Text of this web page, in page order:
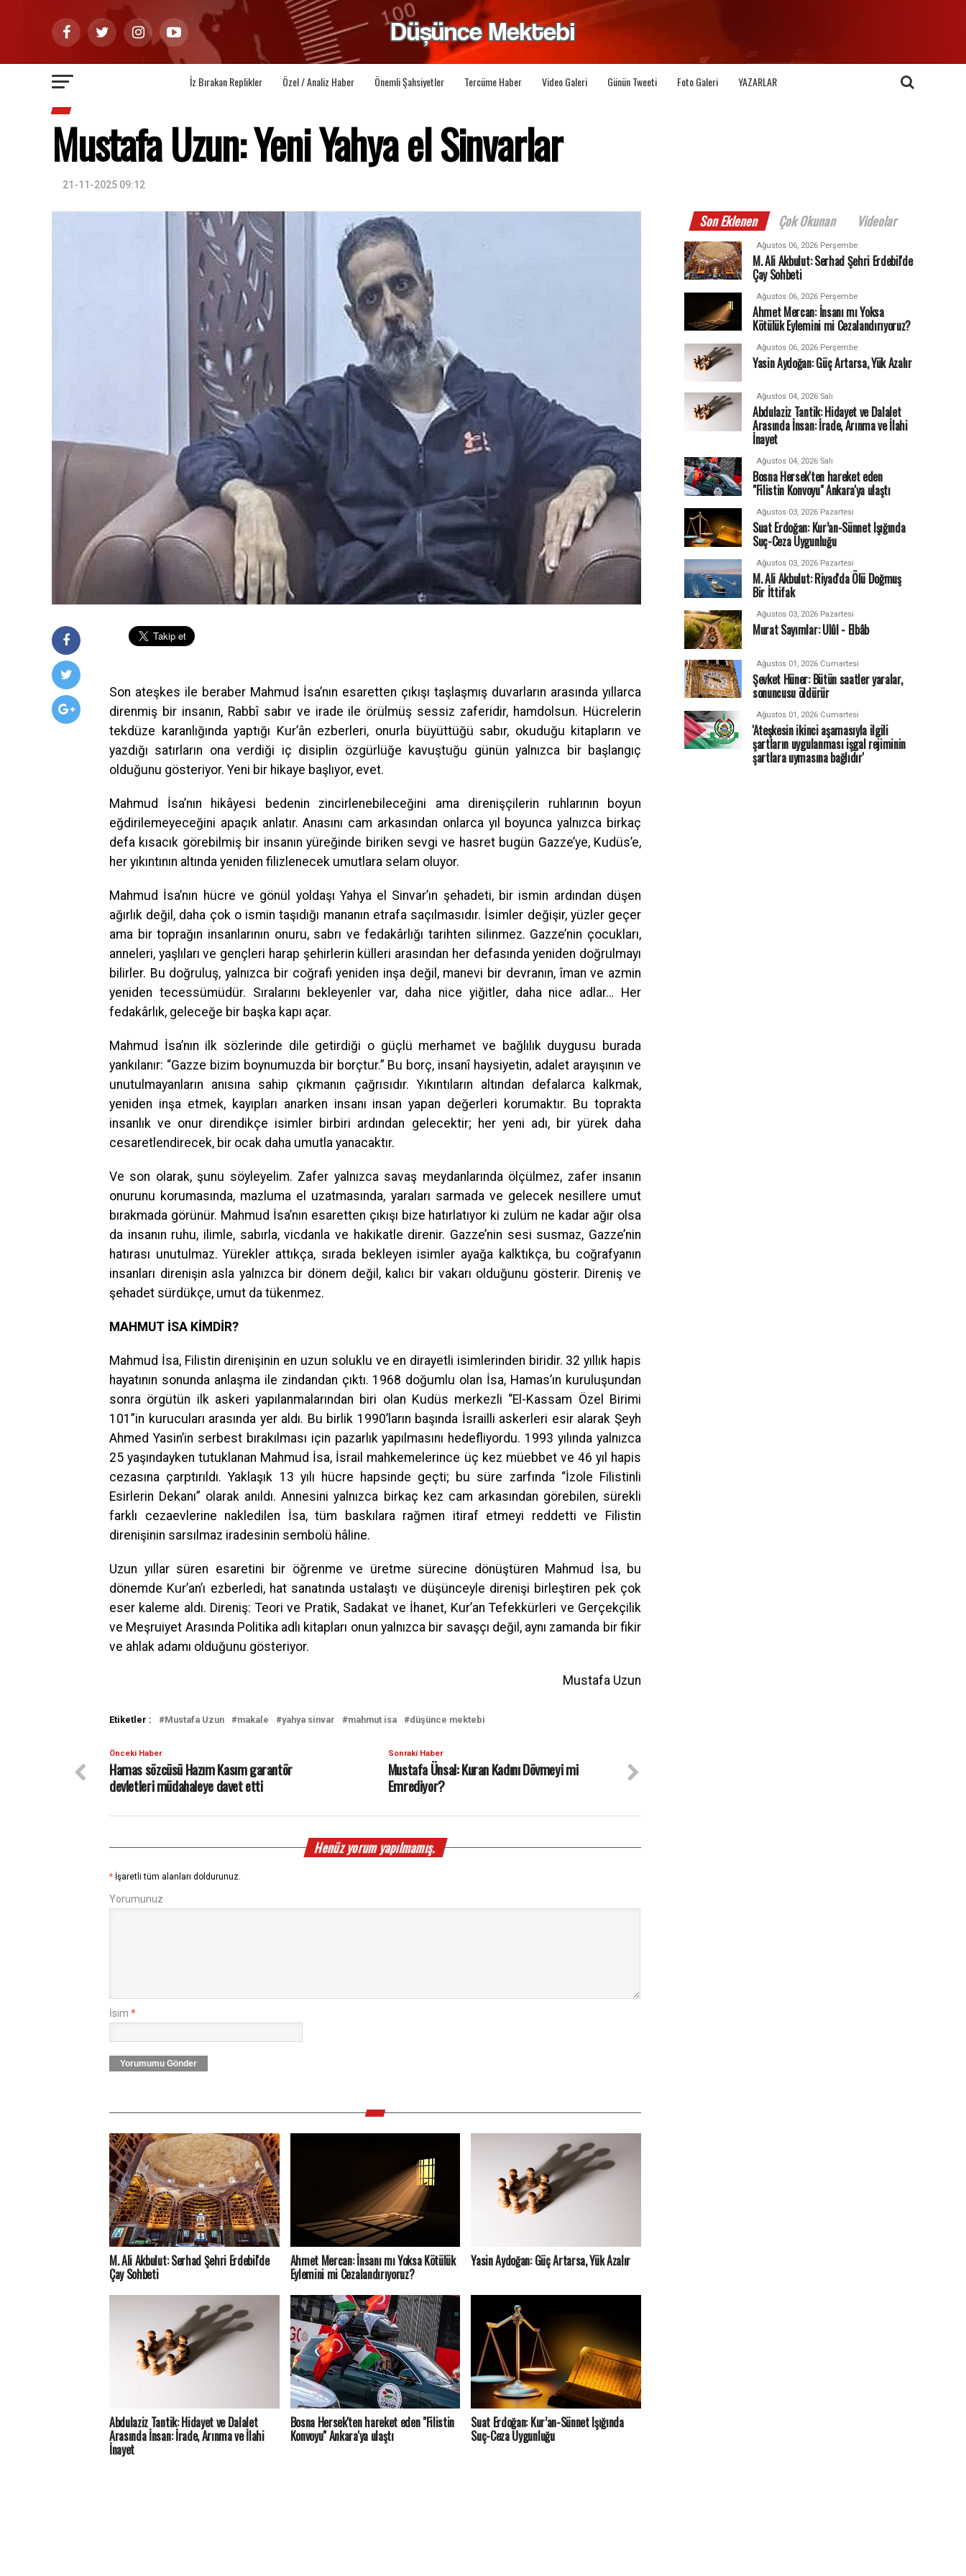
İz Bırakan Replikler Özel / Analiz Haber Önemli Şahsiyetler Tercüme Haber Video Galeri Günün Tweeti Foto Galeri YAZARLAR
Mustafa Uzun: Yeni Yahya el Sinvarlar
21-11-2025 09:12
Son ateşkes ile beraber Mahmud İsa’nın esaretten çıkışı taşlaşmış duvarların arasında yıllarca
direnmiş bir insanın, Rabbî sabır ve irade ile örülmüş sessiz zaferidir, hamdolsun. Hücrelerin
tekdüze karanlığında yaptığı Kur’ân ezberleri, onurla büyüttüğü sabır, okuduğu kitapların ve
yazdığı satırların ona verdiği iç disiplin özgürlüğe kavuştuğu günün yalnızca bir başlangıç
olduğunu gösteriyor. Yeni bir hikaye başlıyor, evet.
Mahmud İsa’nın hikâyesi bedenin zincirlenebileceğini ama direnişçilerin ruhlarının boyun
eğdirilemeyeceğini apaçık anlatır. Anasını cam arkasından onlarca yıl boyunca yalnızca birkaç
defa kısacık görebilmiş bir insanın yüreğinde biriken sevgi ve hasret bugün Gazze’ye, Kudüs’e,
her yıkıntının altında yeniden filizlenecek umutlara selam oluyor.
Mahmud İsa’nın hücre ve gönül yoldaşı Yahya el Sinvar’ın şehadeti, bir ismin ardından düşen
ağırlık değil, daha çok o ismin taşıdığı mananın etrafa saçılmasıdır. İsimler değişir, yüzler geçer
ama bir toprağın insanlarının onuru, sabrı ve fedakârlığı tarihten silinmez. Gazze’nin çocukları,
anneleri, yaşlıları ve gençleri harap şehirlerin külleri arasından her defasında yeniden doğrulmayı
bilirler. Bu doğruluş, yalnızca bir coğrafi yeniden inşa değil, manevi bir devranın, îman ve azmin
yeniden tecessümüdür. Sıralarını bekleyenler var, daha nice yiğitler, daha nice adlar… Her
fedakârlık, geleceğe bir başka kapı açar.
Mahmud İsa’nın ilk sözlerinde dile getirdiği o güçlü merhamet ve bağlılık duygusu burada
yankılanır: “Gazze bizim boynumuzda bir borçtur.” Bu borç, insanî haysiyetin, adalet arayışının ve
unutulmayanların anısına sahip çıkmanın çağrısıdır. Yıkıntıların altından defalarca kalkmak,
yeniden inşa etmek, kayıpları anarken insanı insan yapan değerleri korumaktır. Bu toprakta
insanlık ve onur direndikçe isimler birbiri ardından gelecektir; her yeni adı, bir yürek daha
cesaretlendirecek, bir ocak daha umutla yanacaktır.
Ve son olarak, şunu söyleyelim. Zafer yalnızca savaş meydanlarında ölçülmez, zafer insanın
onurunu korumasında, mazluma el uzatmasında, yaraları sarmada ve gelecek nesillere umut
bırakmada görünür. Mahmud İsa’nın esaretten çıkışı bize hatırlatıyor ki zulüm ne kadar ağır olsa
da insanın ruhu, ilimle, sabırla, vicdanla ve hakikatle direnir. Gazze’nin sesi susmaz, Gazze’nin
hatırası unutulmaz. Yürekler attıkça, sırada bekleyen isimler ayağa kalktıkça, bu coğrafyanın
insanları direnişin asla yalnızca bir dönem değil, kalıcı bir vakarı olduğunu gösterir. Direniş ve
şehadet sürdükçe, umut da tükenmez.
MAHMUT İSA KİMDİR?
Mahmud İsa, Filistin direnişinin en uzun soluklu ve en dirayetli isimlerinden biridir. 32 yıllık hapis
hayatının sonunda anlaşma ile zindandan çıktı. 1968 doğumlu olan İsa, Hamas’ın kuruluşundan
sonra örgütün ilk askeri yapılanmalarından biri olan Kudüs merkezli “El-Kassam Özel Birimi
101”in kurucuları arasında yer aldı. Bu birlik 1990’ların başında İsrailli askerleri esir alarak Şeyh
Ahmed Yasin’in serbest bırakılması için pazarlık yapılmasını hedefliyordu. 1993 yılında yalnızca
25 yaşındayken tutuklanan Mahmud İsa, İsrail mahkemelerince üç kez müebbet ve 46 yıl hapis
cezasına çarptırıldı. Yaklaşık 13 yılı hücre hapsinde geçti; bu süre zarfında “İzole Filistinli
Esirlerin Dekanı” olarak anıldı. Annesini yalnızca birkaç kez cam arkasından görebilen, sürekli
farklı cezaevlerine nakledilen İsa, tüm baskılara rağmen itiraf etmeyi reddetti ve Filistin
direnişinin sarsılmaz iradesinin sembolü hâline.
Uzun yıllar süren esaretini bir öğrenme ve üretme sürecine dönüştüren Mahmud İsa, bu
dönemde Kur’an’ı ezberledi, hat sanatında ustalaştı ve düşünceyle direnişi birleştiren pek çok
eser kaleme aldı. Direniş: Teori ve Pratik, Sadakat ve İhanet, Kur’an Tefekkürleri ve Gerçekçilik
ve Meşruiyet Arasında Politika adlı kitapları onun yalnızca bir savaşçı değil, aynı zamanda bir fikir
ve ahlak adamı olduğunu gösteriyor.
Mustafa Uzun
Etiketler : Mustafa Uzun makale yahya sinvar mahmut isa düşünce mektebi
Önceki Haber
Hamas sözcüsü Hazım Kasım garantör
devletleri müdahaleye davet etti
Sonraki Haber
Mustafa Ünsal: Kuran Kadını Dövmeyi mi
Emrediyor?
Henüz yorum yapılmamış.
* İşaretli tüm alanları doldurunuz.
Yorumunuz
İsim *
Yorumumu Gönder
M. Ali Akbulut: Serhad Şehri Erdebil'de
Çay Sohbeti
Ahmet Mercan: İnsanı mı Yoksa Kötülük
Eylemini mi Cezalandırıyoruz?
Yasin Aydoğan: Güç Artarsa, Yük Azalır
Abdulaziz Tantik: Hidayet ve Dalalet
Arasında İnsan: İrade, Arınma ve İlahi
İnayet
Bosna Hersek'ten hareket eden "Filistin
Konvoyu" Ankara'ya ulaştı
Suat Erdoğan: Kur’an-Sünnet Işığında
Suç-Ceza Uygunluğu
Son Eklenen Çok Okunan Videolar
Ağustos 06, 2026 Perşembe
M. Ali Akbulut: Serhad Şehri Erdebil'de
Çay Sohbeti
Ağustos 06, 2026 Perşembe
Ahmet Mercan: İnsanı mı Yoksa
Kötülük Eylemini mi Cezalandırıyoruz?
Ağustos 06, 2026 Perşembe
Yasin Aydoğan: Güç Artarsa, Yük Azalır
Ağustos 04, 2026 Salı
Abdulaziz Tantik: Hidayet ve Dalalet
Arasında İnsan: İrade, Arınma ve İlahi
İnayet
Ağustos 04, 2026 Salı
Bosna Hersek'ten hareket eden
"Filistin Konvoyu" Ankara'ya ulaştı
Ağustos 03, 2026 Pazartesi
Suat Erdoğan: Kur’an-Sünnet Işığında
Suç-Ceza Uygunluğu
Ağustos 03, 2026 Pazartesi
M. Ali Akbulut: Riyad'da Ölü Doğmuş
Bir İttifak
Ağustos 03, 2026 Pazartesi
Murat Sayımlar: Ulûl - Elbâb
Ağustos 01, 2026 Cumartesi
Şevket Hüner: Bütün saatler yaralar,
sonuncusu öldürür
Ağustos 01, 2026 Cumartesi
'Ateşkesin ikinci aşamasıyla ilgili
şartların uygulanması işgal rejiminin
şartlara uymasına bağlıdır'